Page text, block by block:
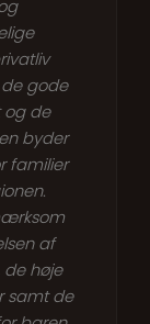
gode
og de
byder
familier
af
høje
samt de